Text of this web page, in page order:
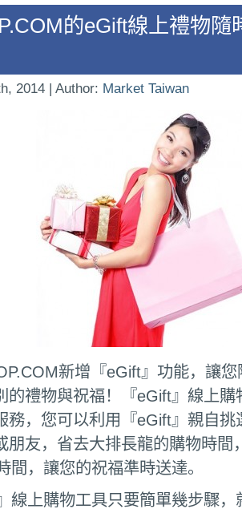
的eGift線上禮物隨
2014 | Author: Market Taiwan
新增『eGift』功能，讓
的禮物與祝福！『eGift』線上
務，您可以利用『eGift』親自挑
朋友，省去大排長龍的購物時間
間，讓您的祝福準時送達。
線上購物工具只要簡單幾步驟